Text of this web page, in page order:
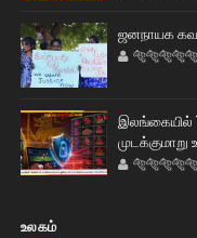
ஜனநாயக
இலங்கையில்
முடக்குமாறு
உலகம்